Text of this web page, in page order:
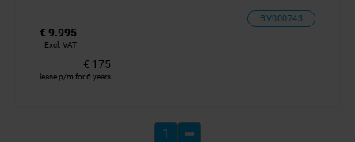
BV000743
€ 9.995
Excl. VAT
€ 175
lease p/m for 6 years
1 ➡